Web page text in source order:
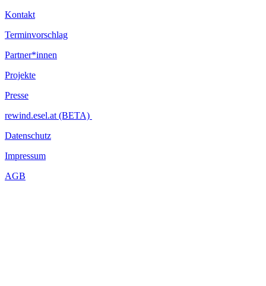
Kontakt
Terminvorschlag
Partner*innen
Projekte
Presse
rewind.esel.at (BETA)
Datenschutz
Impressum
AGB